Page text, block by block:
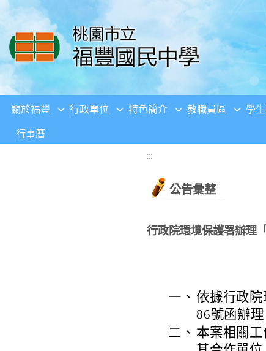
移至網頁之主要內容區位置
關於福豐 行政單位 特色簡介 教職員區 學
行事曆
:::
公告彙整
行政院環境保護署辦理
一、 依據行政
86號函辦理
二、 本案相關